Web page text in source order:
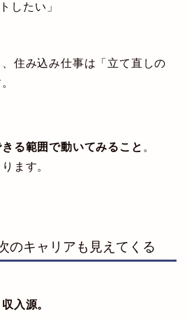
したい」
住み込み仕事は「立て直しの
る範囲で動いてみること 。
ます。
のキャリアも見えてくる
入源。